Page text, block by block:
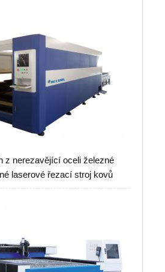
z nerezavějící oceli železné
laserové řezací stroj kovů